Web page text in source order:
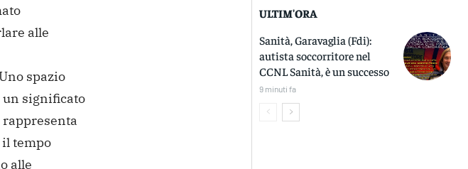
alle
spazio
un significato
tempo
alle
ULTIM'ORA
Sanità, Garavaglia (Fdi):
autista soccorritore nel
CCNL Sanità, è un successo
9 minuti fa